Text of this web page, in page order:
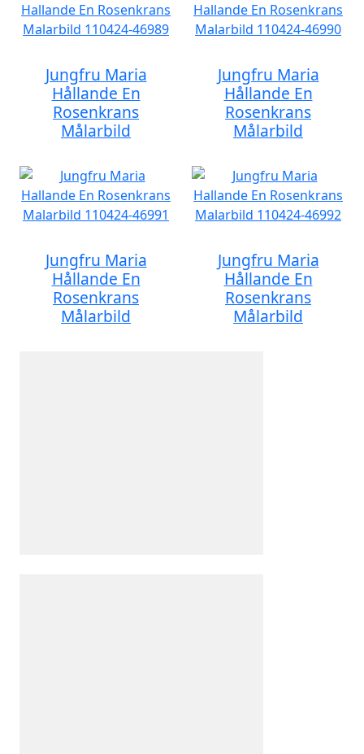
Jungfru Maria
Hållande En
Rosenkrans
Målarbild
Jungfru Maria
Hållande En
Rosenkrans
Målarbild
Jungfru Maria
Hållande En
Rosenkrans
Målarbild
Jungfru Maria
Hållande En
Rosenkrans
Målarbild